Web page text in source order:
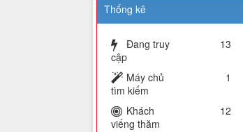
Thống kê
Đang truy
cập
13
Máy chủ
tìm kiếm
1
Khách
viếng thăm
12